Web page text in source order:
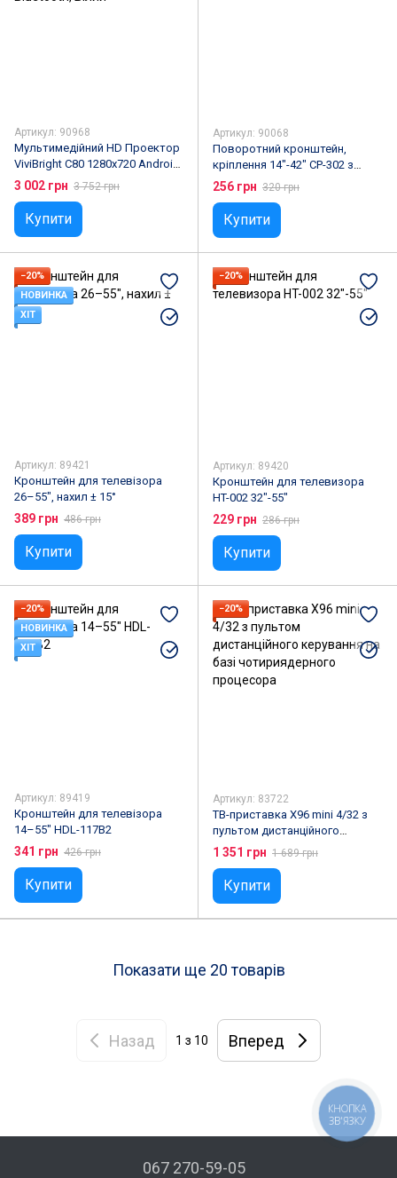
Артикул: 90968
Мультимедійний HD Проектор
ViviBright C80 1280х720 Android
WIFI Bluetooth
3 002 грн 3 752 грн
Купити
Артикул: 90068
Поворотний кронштейн,
кріплення 14"-42" CP-302 з
нахилом до 35 кг
256 грн 320 грн
Купити
−20%
НОВИНКА
ХІТ
Артикул: 89421
Кронштейн для телевізора
26–55", нахил ± 15°
389 грн 486 грн
Купити
−20%
Артикул: 89420
Кронштейн для телевизора
HT-002 32"-55"
229 грн 286 грн
Купити
−20%
НОВИНКА
ХІТ
Артикул: 89419
Кронштейн для телевізора
14–55" HDL-117B2
341 грн 426 грн
Купити
−20%
Артикул: 83722
ТВ-приставка X96 mini 4/32 з
пультом дистанційного
керування на базі
чотириядерного процесора
1 351 грн 1 689 грн
Купити
Показати ще 20 товарів
Назад 1 з 10 Вперед
067 270-59-05
КНОПКА
ЗВ'ЯЗКУ